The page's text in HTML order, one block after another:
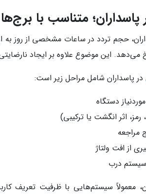
متناسب با
حجم تردد در ساعات مشخصی از روز به
این موضوع علاوه بر ایجاد
در پاسداران شامل مراحل زیر است:
دستگاه
اثر انگشت یا ترکیبی)
مراجعه
از افت ولتاژ
درب
معمولاً سیستم‌هایی با ظرفیت تعریف